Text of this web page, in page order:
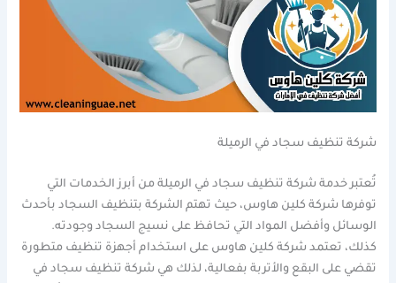
شركة تنظيف سجاد في الرميلة
تُعتبر خدمة شركة تنظيف سجاد في الرميلة من أبرز الخدمات التي
توفرها شركة كلين هاوس، حيث تهتم الشركة بتنظيف السجاد بأحدث
الوسائل وأفضل المواد التي تحافظ على نسيج السجاد وجودته.
كذلك، تعتمد شركة كلين هاوس على استخدام أجهزة تنظيف متطورة
تقضي على البقع والأتربة بفعالية، لذلك هي شركة تنظيف سجاد في